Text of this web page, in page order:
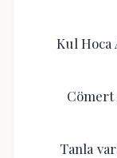
Kul
Tanla